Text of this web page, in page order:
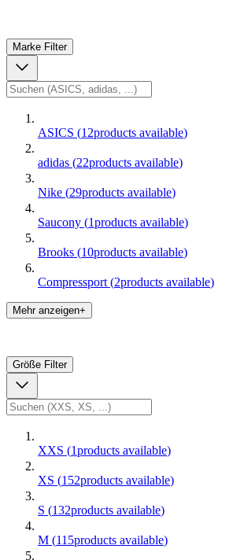
Marke Filter
ASICS (12products available)
adidas (22products available)
Nike (29products available)
Saucony (1products available)
Brooks (10products available)
Compressport (2products available)
Mehr anzeigen+
Größe Filter
XXS (1products available)
XS (152products available)
S (132products available)
M (115products available)